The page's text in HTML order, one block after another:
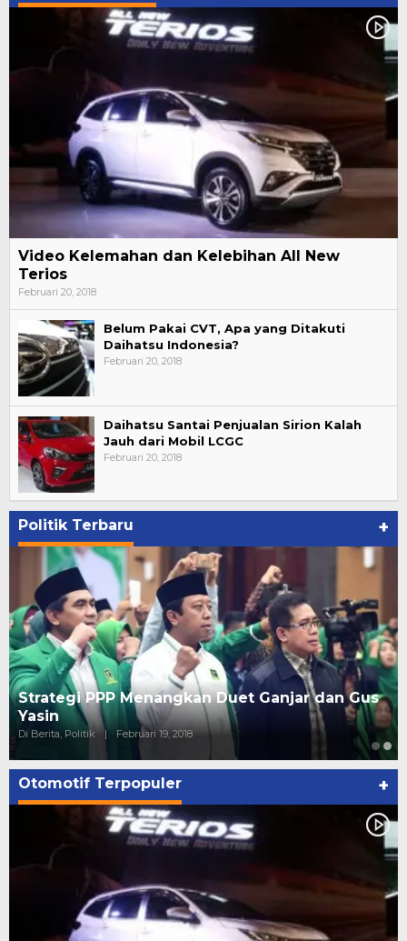
Video Kelemahan dan Kelebihan All New
Terios
Februari 20, 2018
Belum Pakai CVT, Apa yang Ditakuti
Daihatsu Indonesia?
Februari 20, 2018
Daihatsu Santai Penjualan Sirion Kalah
Jauh dari Mobil LCGC
Februari 20, 2018
Politik Terbaru +
Strategi PPP Menangkan Duet Ganjar dan Gus
Yasin
Di Berita, Politik | Februari 19, 2018
Otomotif Terpopuler +